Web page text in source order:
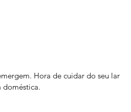
Hora de cuidar do seu lar
doméstica.